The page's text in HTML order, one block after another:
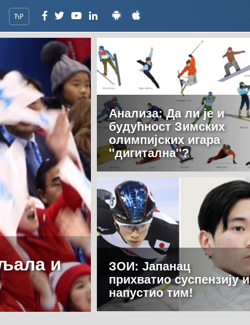
ЋР
и
Анализа: Да ли је и
будућност Зимских
олимпијских игара
''дигитална''?
ЗОИ: Јапанац
прихватио суспензију и
напустио тим!